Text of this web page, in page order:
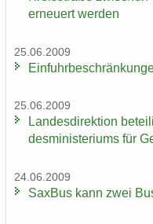
er­neu­ert wer­den
25.06.2009
25.06.2009
Lan­des­di­rek­ti­on
des­mi­nis­te­ri­ums für
24.06.2009
Sax­Bus kann zwei